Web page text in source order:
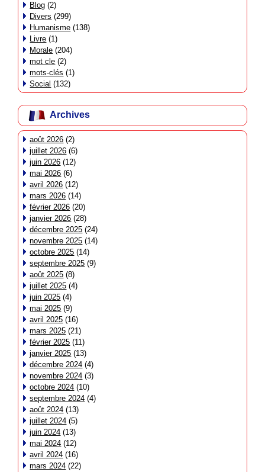
Blog (2)
Divers (299)
Humanisme (138)
Livre (1)
Morale (204)
mot cle (2)
mots-clés (1)
Social (132)
Archives
août 2026 (2)
juillet 2026 (6)
juin 2026 (12)
mai 2026 (6)
avril 2026 (12)
mars 2026 (14)
février 2026 (20)
janvier 2026 (28)
décembre 2025 (24)
novembre 2025 (14)
octobre 2025 (14)
septembre 2025 (9)
août 2025 (8)
juillet 2025 (4)
juin 2025 (4)
mai 2025 (9)
avril 2025 (16)
mars 2025 (21)
février 2025 (11)
janvier 2025 (13)
décembre 2024 (4)
novembre 2024 (3)
octobre 2024 (10)
septembre 2024 (4)
août 2024 (13)
juillet 2024 (5)
juin 2024 (13)
mai 2024 (12)
avril 2024 (16)
mars 2024 (22)